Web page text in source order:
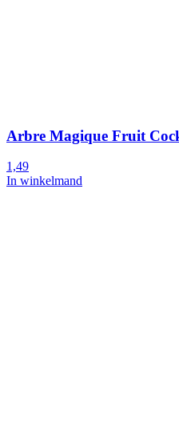
Arbre Magique Fruit
1,49
In winkelmand